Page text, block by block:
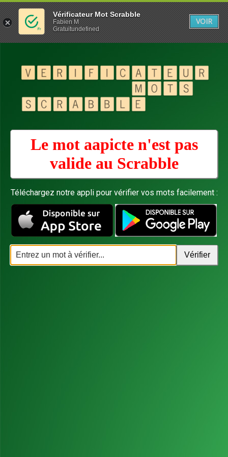
Le mot aapicte n'est pas
valide au Scrabble
Téléchargez notre appli pour vérifier vos mots facilement :
Vérificateur Mot Scrabble
Fabien M
Gratuitundefined
VOIR